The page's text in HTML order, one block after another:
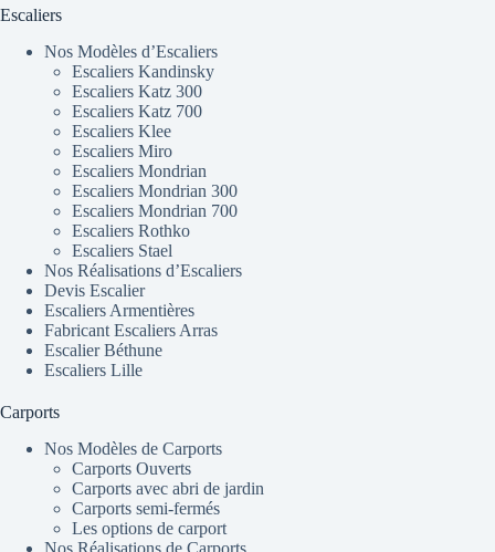
Escaliers
Nos Modèles d’Escaliers
Escaliers Kandinsky
Escaliers Katz 300
Escaliers Katz 700
Escaliers Klee
Escaliers Miro
Escaliers Mondrian
Escaliers Mondrian 300
Escaliers Mondrian 700
Escaliers Rothko
Escaliers Stael
Nos Réalisations d’Escaliers
Devis Escalier
Escaliers Armentières
Fabricant Escaliers Arras
Escalier Béthune
Escaliers Lille
Carports
Nos Modèles de Carports
Carports Ouverts
Carports avec abri de jardin
Carports semi-fermés
Les options de carport
Nos Réalisations de Carports